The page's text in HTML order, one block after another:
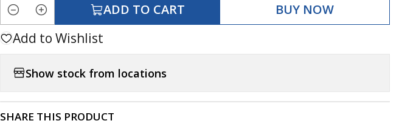
Quantity
ADD TO CART BUY NOW
Add to Wishlist
Show stock from locations
SHARE THIS PRODUCT